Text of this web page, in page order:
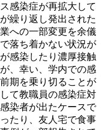
感染症が再拡大して
繰り返し発出された
への一部変更を余儀
落ち着かない状況が
感染したり濃厚接触
、幸い、学内での感
期を乗り切ることが
て教職員の感染症対
染者が出たケースで
たり、友人宅で食事